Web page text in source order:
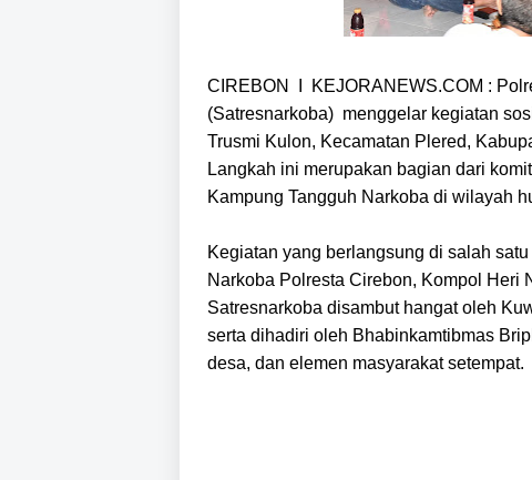
CIREBON I KEJORANEWS.COM :
(Satresnarkoba) menggelar kegiatan
Trusmi Kulon, Kecamatan Plered,
Langkah ini merupakan bagian dari
Kampung Tangguh Narkoba di wilayah
Kegiatan yang berlangsung di salah
Narkoba Polresta Cirebon, Kompol Heri
Satresnarkoba disambut hangat oleh
serta dihadiri oleh Bhabinkamtibmas
desa, dan elemen masyarakat setempat.